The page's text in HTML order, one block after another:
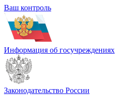
Ваш контроль
Информация об госучреждениях
Законодательство России